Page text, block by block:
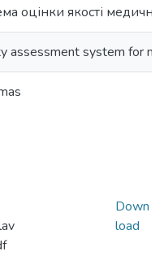
оцінки якості
assessment system for
Down
load